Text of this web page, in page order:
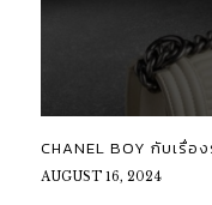
CHANEL BOY กับเรื่
AUGUST 16, 2024